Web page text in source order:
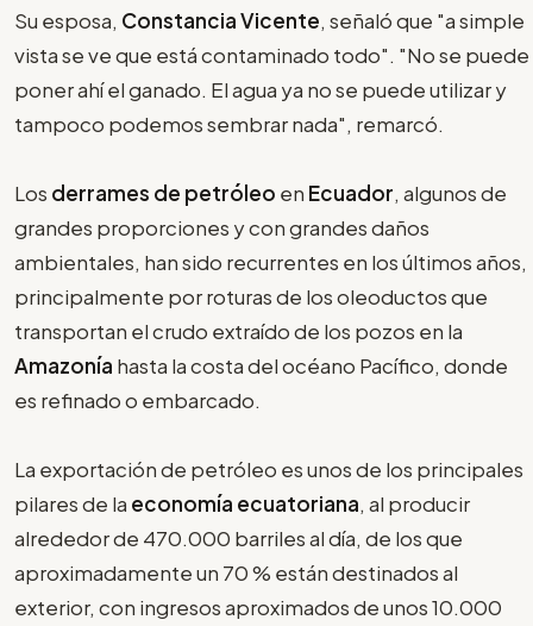
Su esposa, Constancia Vicente, señaló que "a simple
vista se ve que está contaminado todo". "No se puede
poner ahí el ganado. El agua ya no se puede utilizar y
tampoco podemos sembrar nada", remarcó.
Los derrames de petróleo en Ecuador, algunos de
grandes proporciones y con grandes daños
ambientales, han sido recurrentes en los últimos años,
principalmente por roturas de los oleoductos que
transportan el crudo extraído de los pozos en la
Amazonía hasta la costa del océano Pacífico, donde
es refinado o embarcado.
La exportación de petróleo es unos de los principales
pilares de la economía ecuatoriana, al producir
alrededor de 470.000 barriles al día, de los que
aproximadamente un 70 % están destinados al
exterior, con ingresos aproximados de unos 10.000